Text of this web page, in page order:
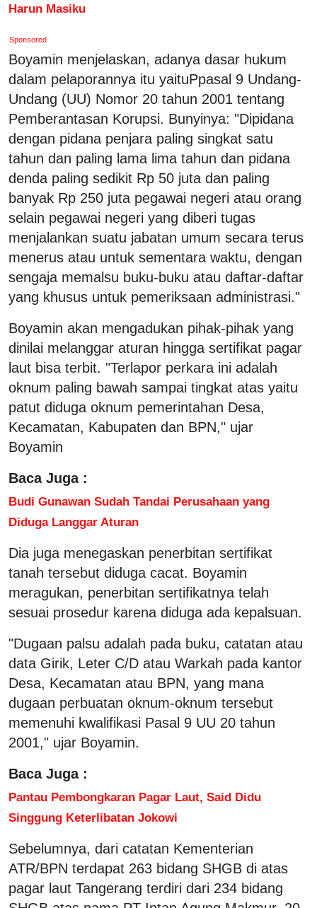
Harun Masiku
Sponsored
Boyamin menjelaskan, adanya dasar hukum
dalam pelaporannya itu yaituPpasal 9 Undang-
Undang (UU) Nomor 20 tahun 2001 tentang
Pemberantasan Korupsi. Bunyinya: "Dipidana
dengan pidana penjara paling singkat satu
tahun dan paling lama lima tahun dan pidana
denda paling sedikit Rp 50 juta dan paling
banyak Rp 250 juta pegawai negeri atau orang
selain pegawai negeri yang diberi tugas
menjalankan suatu jabatan umum secara terus
menerus atau untuk sementara waktu, dengan
sengaja memalsu buku-buku atau daftar-daftar
yang khusus untuk pemeriksaan administrasi."
Boyamin akan mengadukan pihak-pihak yang
dinilai melanggar aturan hingga sertifikat pagar
laut bisa terbit. "Terlapor perkara ini adalah
oknum paling bawah sampai tingkat atas yaitu
patut diduga oknum pemerintahan Desa,
Kecamatan, Kabupaten dan BPN," ujar
Boyamin
Baca Juga :
Budi Gunawan Sudah Tandai Perusahaan yang
Diduga Langgar Aturan
Dia juga menegaskan penerbitan sertifikat
tanah tersebut diduga cacat. Boyamin
meragukan, penerbitan sertifikatnya telah
sesuai prosedur karena diduga ada kepalsuan.
"Dugaan palsu adalah pada buku, catatan atau
data Girik, Leter C/D atau Warkah pada kantor
Desa, Kecamatan atau BPN, yang mana
dugaan perbuatan oknum-oknum tersebut
memenuhi kwalifikasi Pasal 9 UU 20 tahun
2001," ujar Boyamin.
Baca Juga :
Pantau Pembongkaran Pagar Laut, Said Didu
Singgung Keterlibatan Jokowi
Sebelumnya, dari catatan Kementerian
ATR/BPN terdapat 263 bidang SHGB di atas
pagar laut Tangerang terdiri dari 234 bidang